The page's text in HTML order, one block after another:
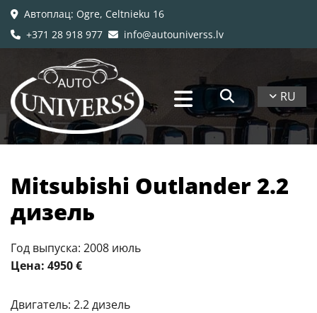
 Автоплац: Ogre, Celtnieku 16
 +371 28 918 977  info@autouniverss.lv
RU
Mitsubishi Outlander 2.2
дизель
Год выпуска: 2008 июль
Цена: 4950 €
Двигатель: 2.2 дизель